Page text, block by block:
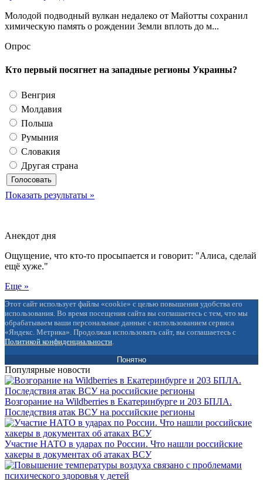
Молодой подводный вулкан недалеко от Майотты сохранил
химическую память о рождении Земли вплоть до м...
Опрос
Кто первый посягнет на западные регионы Украины?
Венгрия
Молдавия
Польша
Румыния
Словакия
Другая страна
Показать результаты »
Анекдот дня
Ощущение, что кто-то просыпается и говорит: "Алиса, сделай
ещё хуже."
Еще »
Этот сайт использует файлы «cookie» с целью повышения удобства его
использования. Во время посещения сайта вы соглашаетесь с тем, что мы
обрабатываем ваши персональные данные с использованием сервиса
«Яндекс. Метрика». Продолжая использовать сайт, вы соглашаетесь с
Политикой конфиденциальности.
Понятно
Популярные новости
Возгорание на Wildberries в Екатеринбурге и 203 БПЛА.
Последствия атак ВСУ на российские регионы
Участие НАТО в ударах по России. Что нашли российские
хакеры в документах об атаках ВСУ